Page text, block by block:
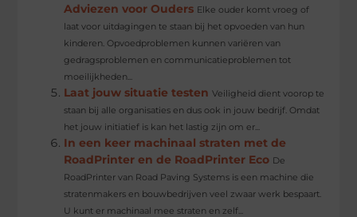
Adviezen voor Ouders Elke ouder komt vroeg of
laat voor uitdagingen te staan bij het opvoeden van hun
kinderen. Opvoedproblemen kunnen variëren van
gedragsproblemen en communicatieproblemen tot
moeilijkheden...
Laat jouw situatie testen Veiligheid dient voorop te
staan bij alle organisaties en dus ook in jouw bedrijf. Omdat
het jouw initiatief is kan het lastig zijn om er...
In een keer machinaal straten met de
RoadPrinter en de RoadPrinter Eco De
RoadPrinter van Road Paving Systems is een machine die
stratenmakers en bouwbedrijven veel zwaar werk bespaart.
U kunt er machinaal mee straten en zelf...